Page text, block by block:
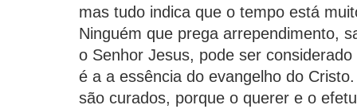
mas tudo indica que o tempo está
Ninguém que prega arrependimento,
o Senhor Jesus, pode ser
é a a essência do evangelho do
são curados, porque o querer e o